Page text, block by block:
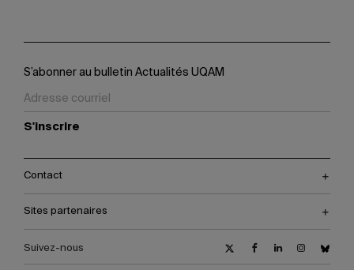
S’abonner au bulletin Actualités UQAM
S'inscrire
Contact
Sites partenaires
Suivez-nous